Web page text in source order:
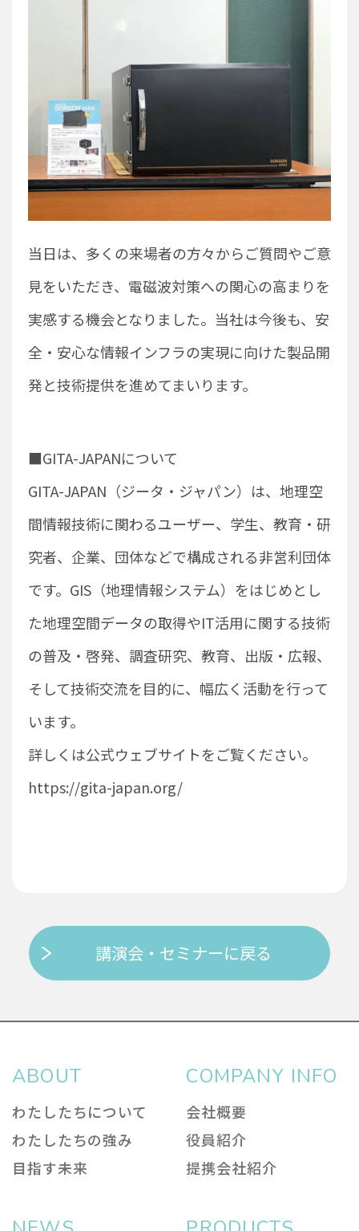
当日は、多くの来場者の方々からご質問やご意
見をいただき、電磁波対策への関心の高まりを
実感する機会となりました。当社は今後も、安
全・安心な情報インフラの実現に向けた製品開
発と技術提供を進めてまいります。
■GITA-JAPANについて
GITA-JAPAN（ジータ・ジャパン）は、地理空
間情報技術に関わるユーザー、学生、教育・研
究者、企業、団体などで構成される非営利団体
です。GIS（地理情報システム）をはじめとし
た地理空間データの取得やIT活用に関する技術
の普及・啓発、調査研究、教育、出版・広報、
そして技術交流を目的に、幅広く活動を行って
います。
詳しくは公式ウェブサイトをご覧ください。
https://gita-japan.org/
講演会・セミナーに戻る
ABOUT
わたしたちについて
わたしたちの強み
目指す未来
COMPANY INFO
会社概要
役員紹介
提携会社紹介